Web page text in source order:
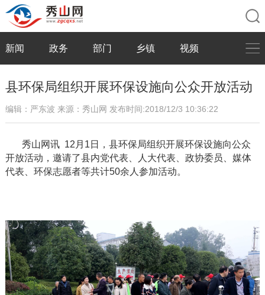
新闻 政务 部门 乡镇 视频
县环保局组织开展环保设施向公众开放活动
编辑：严东波 来源：秀山网 发布时间:2018/12/3 10:36:22
秀山网讯 12 月 1 日，县环保局组织开展环保设施向公众
开放活动，邀请了县内党代表、人大代表、政协委员、媒体
代表、环保志愿者等共计50余人参加活动。